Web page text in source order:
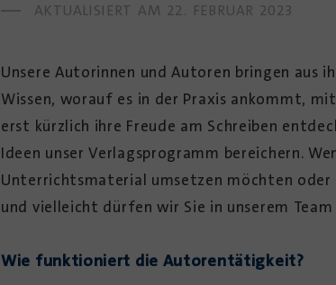
AKTUALISIERT AM 22. FEBRUAR 2023
Unsere Autorinnen und Autoren bringen aus
Wissen, worauf es in der Praxis ankommt,
erst kürzlich ihre Freude am Schreiben
Ideen unser ­Verlagsprogramm bereichern.
Unterrichtsmaterial umsetzen möchten oder
und vielleicht dürfen wir Sie in ­unserem
Wie funktioniert die Autorentätigkeit?